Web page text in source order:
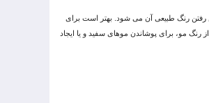
رفتن رنگ طبیعی آن می شود. بهتر است برای
رنگ مو، برای پوشاندن موهای سفید و یا ایجاد